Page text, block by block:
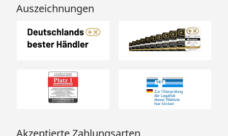
Auszeichnungen
Akzeptierte Zahlungsarten